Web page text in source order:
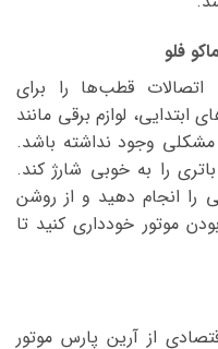
فلو
اتصالات قطب‌ها را برای
لوازم برقی مانند
مشکلی وجود نداشته باشد.
را به خوبی شارژ کند.
انجام دهید و از روشن
موتور خودداری کنید تا
از آرین پارس موتور